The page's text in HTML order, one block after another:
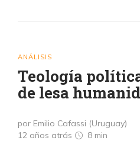
ANÁLISIS
Teología
de lesa
por Emilio Cafassi (Uruguay)
12 años atrás
8 min